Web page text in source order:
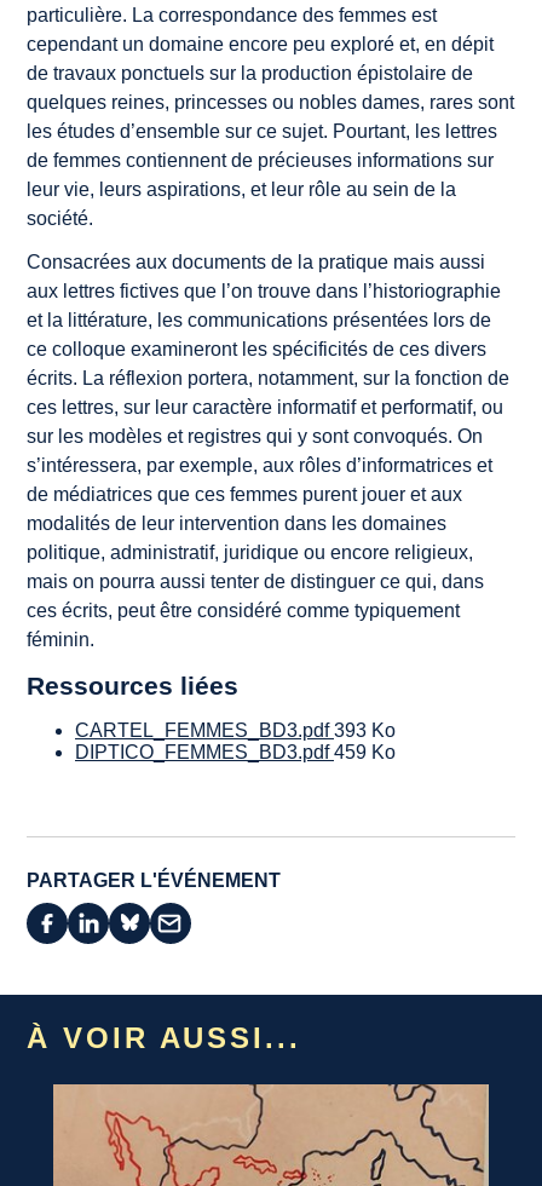
particulière. La correspondance des femmes est
cependant un domaine encore peu exploré et, en dépit
de travaux ponctuels sur la production épistolaire de
quelques reines, princesses ou nobles dames, rares sont
les études d’ensemble sur ce sujet. Pourtant, les lettres
de femmes contiennent de précieuses informations sur
leur vie, leurs aspirations, et leur rôle au sein de la
société.
Consacrées aux documents de la pratique mais aussi
aux lettres fictives que l’on trouve dans l’historiographie
et la littérature, les communications présentées lors de
ce colloque examineront les spécificités de ces divers
écrits. La réflexion portera, notamment, sur la fonction de
ces lettres, sur leur caractère informatif et performatif, ou
sur les modèles et registres qui y sont convoqués. On
s’intéressera, par exemple, aux rôles d’informatrices et
de médiatrices que ces femmes purent jouer et aux
modalités de leur intervention dans les domaines
politique, administratif, juridique ou encore religieux,
mais on pourra aussi tenter de distinguer ce qui, dans
ces écrits, peut être considéré comme typiquement
féminin.
Ressources liées
CARTEL_FEMMES_BD3.pdf393 Ko
DIPTICO_FEMMES_BD3.pdf459 Ko
PARTAGER L'ÉVÉNEMENT
À VOIR AUSSI...